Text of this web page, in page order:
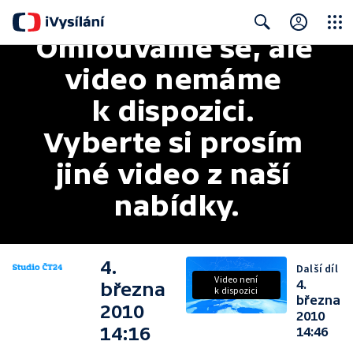
Search
Omlouváme se, ale
video nemáme
k dispozici.
Vyberte si prosím
jiné video z naší
nabídky.
4.
března
2010
14:16
Video není
k dispozici
Další díl
4.
března
2010
14:46